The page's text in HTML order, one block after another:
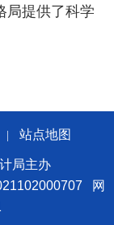
局提供了科学
站点地图
局主办
网